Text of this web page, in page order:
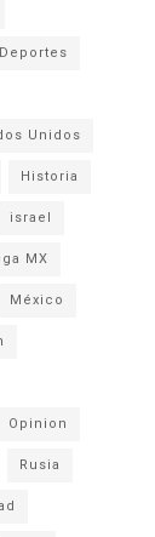
Deportes
Unidos
Historia
israel
MX
México
Opinion
Rusia